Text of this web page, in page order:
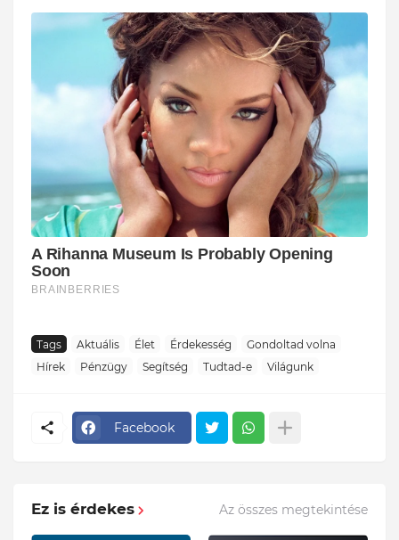
Tags Aktuális Élet Érdekesség
Gondoltad volna
Hírek
Pénzügy Segítség Tudtad-e Világunk
Facebook
Ez is érdekes Az összes megtekintése